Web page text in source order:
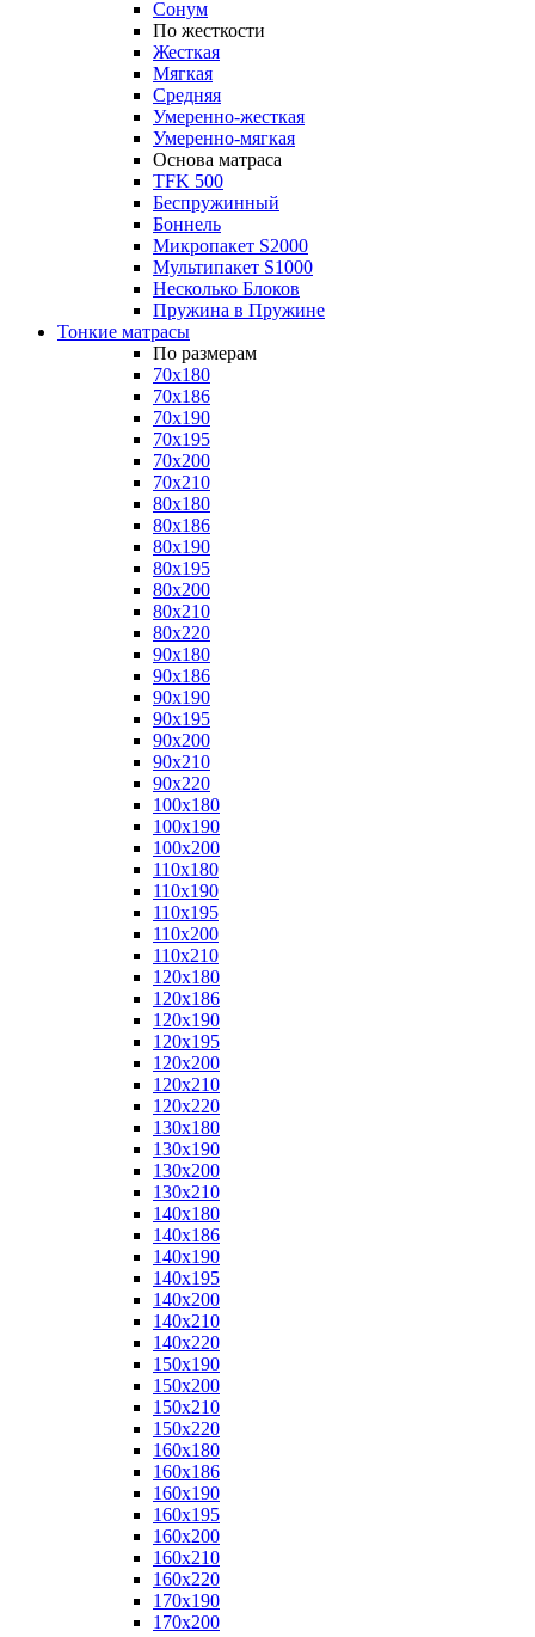
Сонум
По жесткости
Жесткая
Мягкая
Средняя
Умеренно-жесткая
Умеренно-мягкая
Основа матраса
TFK 500
Беспружинный
Боннель
Микропакет S2000
Мультипакет S1000
Несколько Блоков
Пружина в Пружине
Тонкие матрасы
По размерам
70x180
70x186
70x190
70x195
70x200
70x210
80x180
80x186
80x190
80x195
80x200
80x210
80x220
90x180
90x186
90x190
90x195
90x200
90x210
90x220
100x180
100x190
100x200
110x180
110x190
110x195
110x200
110x210
120x180
120x186
120x190
120x195
120x200
120x210
120x220
130x180
130x190
130x200
130x210
140x180
140x186
140x190
140x195
140x200
140x210
140x220
150x190
150x200
150x210
150x220
160x180
160x186
160x190
160x195
160x200
160x210
160x220
170x190
170x200